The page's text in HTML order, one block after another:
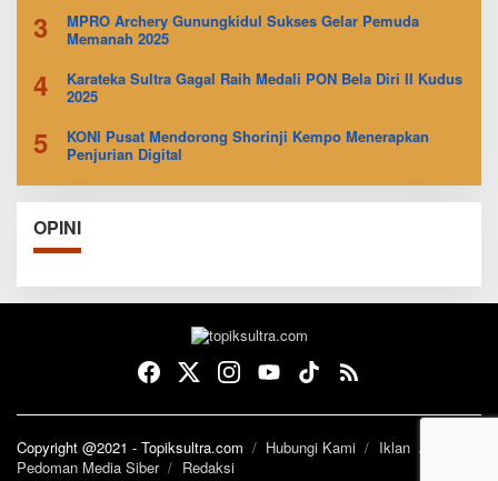
3
MPRO Archery Gunungkidul Sukses Gelar Pemuda
Memanah 2025
4
Karateka Sultra Gagal Raih Medali PON Bela Diri II Kudus
2025
5
KONI Pusat Mendorong Shorinji Kempo Menerapkan
Penjurian Digital
OPINI
Copyright @2021 - Topiksultra.com Hubungi Kami
Iklan
Pedoman Media Siber
Redaksi